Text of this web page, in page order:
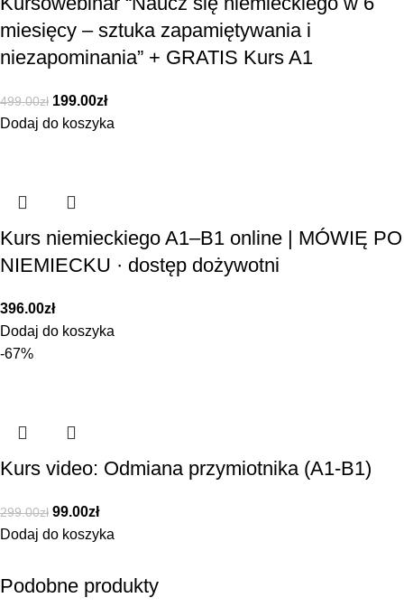
miesięcy – sztuka zapamiętywania i
niezapominania” + GRATIS Kurs A1
499.00zł 199.00zł
Dodaj do koszyka
Kurs niemieckiego A1–B1 online | MÓWIĘ PO
NIEMIECKU · dostęp dożywotni
396.00zł
Dodaj do koszyka
-67%
Kurs video: Odmiana przymiotnika (A1-B1)
299.00zł 99.00zł
Dodaj do koszyka
Podobne produkty